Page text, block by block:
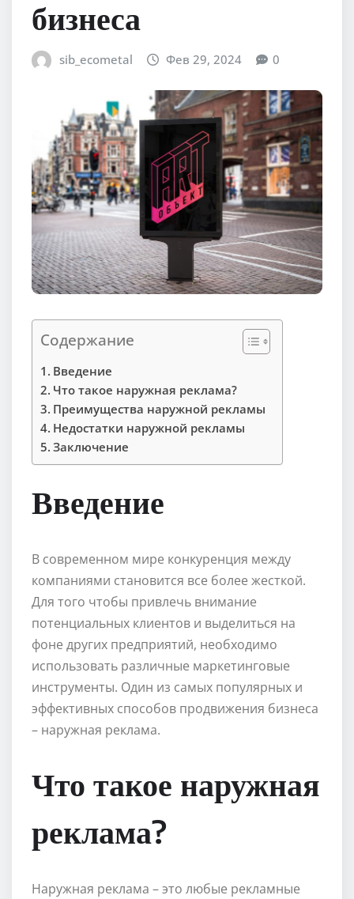
бизнеса
sib_ecometal Фев 29, 2024 0
Содержание
Введение
Что такое наружная реклама?
Преимущества наружной рекламы
Недостатки наружной рекламы
Заключение
Введение
В современном мире конкуренция между
компаниями становится все более жесткой.
Для того чтобы привлечь внимание
потенциальных клиентов и выделиться на
фоне других предприятий, необходимо
использовать различные маркетинговые
инструменты. Один из самых популярных и
эффективных способов продвижения бизнеса
– наружная реклама.
Что такое наружная
реклама?
Наружная реклама – это любые рекламные